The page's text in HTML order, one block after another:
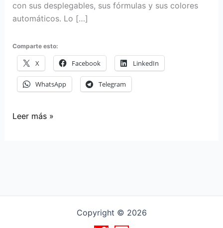
con sus desplegables, sus fórmulas y sus colores
automáticos. Lo […]
Comparte esto:
X Facebook LinkedIn
WhatsApp Telegram
Le
Leer más »
Copyright © 2026